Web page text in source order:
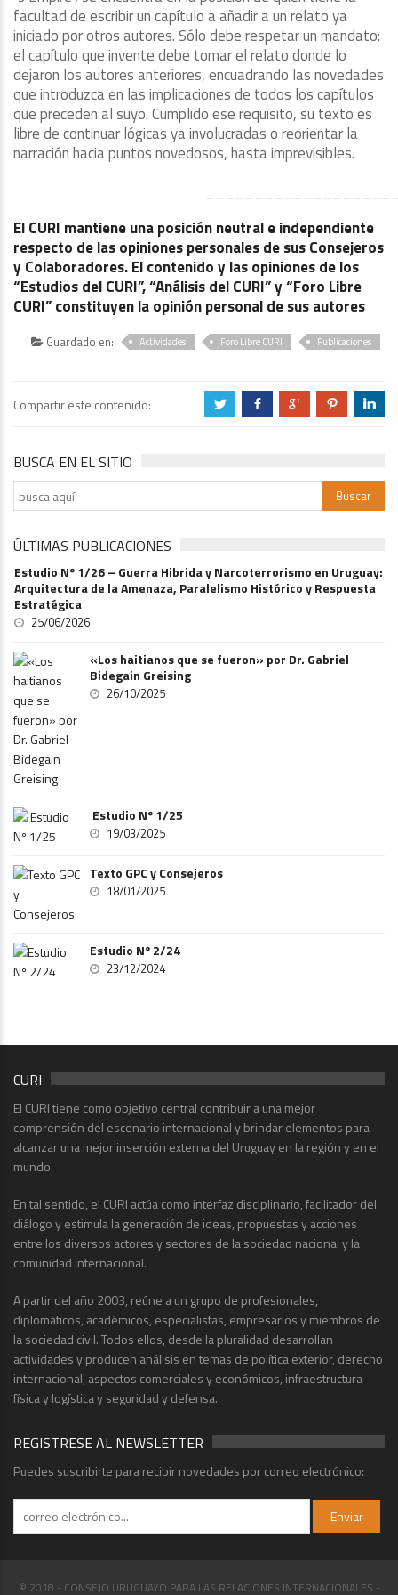
facultad de escribir un capítulo a añadir a un relato ya
iniciado por otros autores. Sólo debe respetar un mandato:
el capítulo que invente debe tomar el relato donde lo
dejaron los autores anteriores, encuadrando las novedades
que introduzca en las implicaciones de todos los capítulos
que preceden al suyo. Cumplido ese requisito, su texto es
libre de continuar lógicas ya involucradas o reorientar la
narración hacia puntos novedosos, hasta imprevisibles.
El CURI mantiene una posición neutral e independiente
respecto de las opiniones personales de sus Consejeros
y Colaboradores. El contenido y las opiniones de los
“Estudios del CURI”, “Análisis del CURI” y “Foro Libre
CURI” constituyen la opinión personal de sus autores
Guardado en: Actividades Foro Libre CURI Publicaciones
Compartir este contenido: a b c d j
BUSCA EN EL SITIO
ÚLTIMAS PUBLICACIONES
Estudio Nº 1/26 – Guerra Hibrida y Narcoterrorismo en Uruguay:
Arquitectura de la Amenaza, Paralelismo Histórico y Respuesta
Estratégica
25/06/2026
«Los haitianos que se fueron» por Dr. Gabriel
Bidegain Greising
26/10/2025
Estudio Nº 1/25
19/03/2025
Texto GPC y Consejeros
18/01/2025
Estudio Nº 2/24
23/12/2024
CURI
El CURI tiene como objetivo central contribuir a una mejor
comprensión del escenario internacional y brindar elementos para
alcanzar una mejor inserción externa del Uruguay en la región y en el
mundo.
En tal sentido, el CURI actúa como interfaz disciplinario, facilitador del
diálogo y estimula la generación de ideas, propuestas y acciones
entre los diversos actores y sectores de la sociedad nacional y la
comunidad internacional.
A partir del año 2003, reúne a un grupo de profesionales,
diplomáticos, académicos, especialistas, empresarios y miembros de
la sociedad civil. Todos ellos, desde la pluralidad desarrollan
actividades y producen análisis en temas de política exterior, derecho
internacional, aspectos comerciales y económicos, infraestructura
física y logística y seguridad y defensa.
REGISTRESE AL NEWSLETTER
Puedes suscribirte para recibir novedades por correo electrónico:
© 2018 - CONSEJO URUGUAYO PARA LAS RELACIONES INTERNACIONALES -